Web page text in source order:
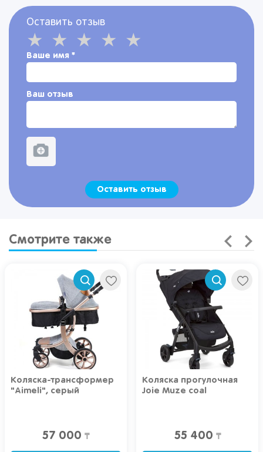
Оставить отзыв
Ваше имя *
Ваш отзыв
Оставить отзыв
Смотрите также
Коляска прогулочная
Joie Muze coal
55 400 ₸
Коляска прогулочная
Joie Litetrax 4 Coal
96 400₸